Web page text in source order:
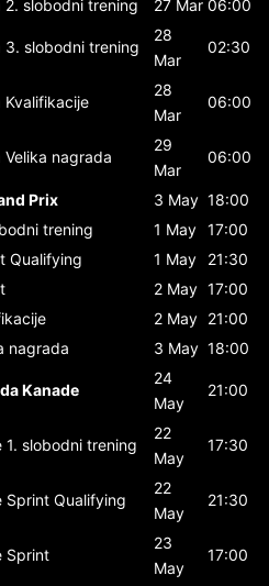
2. slobodni trening 27 Mar 06:00
3. slobodni trening
28
Mar
02:30
Kvalifikacije
28
Mar
06:00
Velika nagrada
29
Mar
06:00
Prix 3 May 18:00
trening 1 May 17:00
Qualifying 1 May
21:30
2 May 17:00
2 May 21:00
nagrada 3 May 18:00
Kanade
24
May
21:00
1. slobodni trening
22
May
17:30
Sprint Qualifying
22
May
21:30
Sprint
23
May
17:00